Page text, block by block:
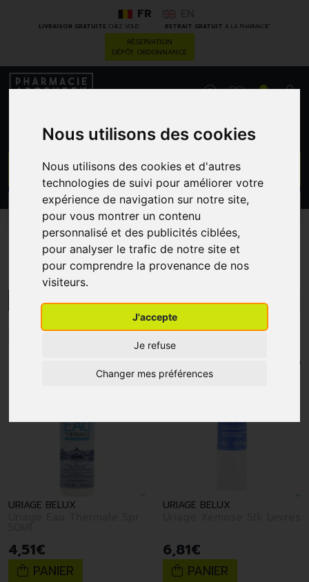
Nous utilisons des cookies
Nous utilisons des cookies et d'autres
technologies de suivi pour améliorer votre
expérience de navigation sur notre site,
pour vous montrer un contenu
personnalisé et des publicités ciblées,
pour analyser le trafic de notre site et
pour comprendre la provenance de nos
visiteurs.
J'accepte
Je refuse
Changer mes préférences
LIVRAISON GRATUITECHEZ VOUS* RETRAIT GRATUIT À LA PHARMACIE *
FR
RÉSERVATION
DÉPÔT ORDONNANCE
CATÉGORIES PROMOS
Uriage
MENU/FILTRES
2 3 4 5 6 7 8 9 10
URIAGE BELUX
4,51€
PANIER
URIAGE BELUX
6,81€
PANIER